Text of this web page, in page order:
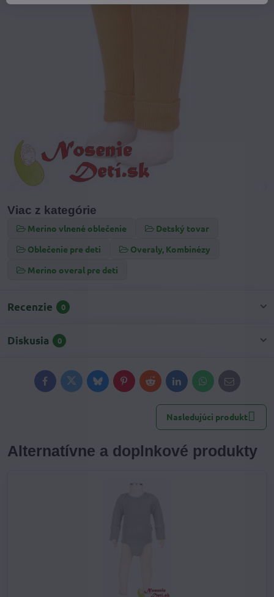
Viac z kategórie
Merino vlnené oblečenie
Detský tovar
Oblečenie pre deti
Overaly, Kombinézy
Merino overal pre deti
Recenzie 0
Diskusia 0
FacebookTwitterBlueskyPinterestRedditLinkedInWhatsApp
E-
mail
Nasledujúci produkt
Alternatívne a doplnkové produkty